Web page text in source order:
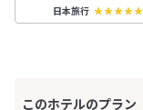
日本旅行